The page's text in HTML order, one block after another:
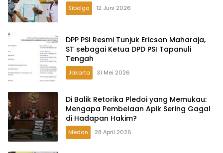
Sibolga 12 Juni 2026
DPP PSI Resmi Tunjuk Ericson Maharaja,
ST sebagai Ketua DPD PSI Tapanuli
Tengah
Jakarta 31 Mei 2026
Di Balik Retorika Pledoi yang Memukau:
Mengapa Pembelaan Apik Sering Gagal
di Hadapan Hakim?
Medan 28 April 2026